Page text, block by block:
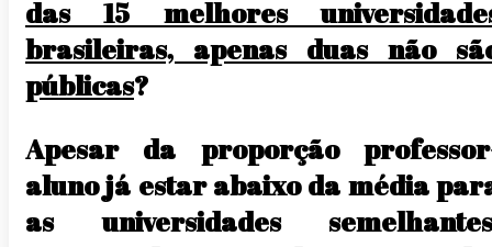
das 15 melhores
brasileiras, apenas duas não
públicas?
Apesar da proporção
aluno já estar abaixo da média
as universidades